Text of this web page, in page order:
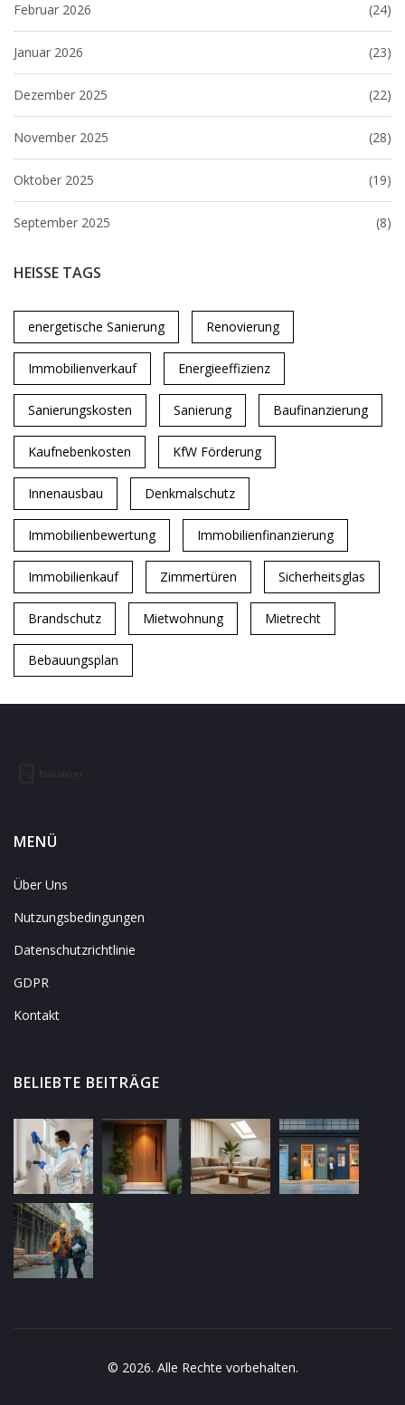
Februar 2026 (24)
Januar 2026 (23)
Dezember 2025 (22)
November 2025 (28)
Oktober 2025 (19)
September 2025 (8)
HEISSE TAGS
energetische Sanierung Renovierung
Immobilienverkauf Energieeffizienz
Sanierungskosten Sanierung Baufinanzierung
Kaufnebenkosten KfW Förderung
Innenausbau Denkmalschutz
Immobilienbewertung Immobilienfinanzierung
Immobilienkauf Zimmertüren Sicherheitsglas
Brandschutz Mietwohnung Mietrecht
Bebauungsplan
MENÜ
Über Uns
Nutzungsbedingungen
Datenschutzrichtlinie
GDPR
Kontakt
BELIEBTE BEITRÄGE
© 2026. Alle Rechte vorbehalten.